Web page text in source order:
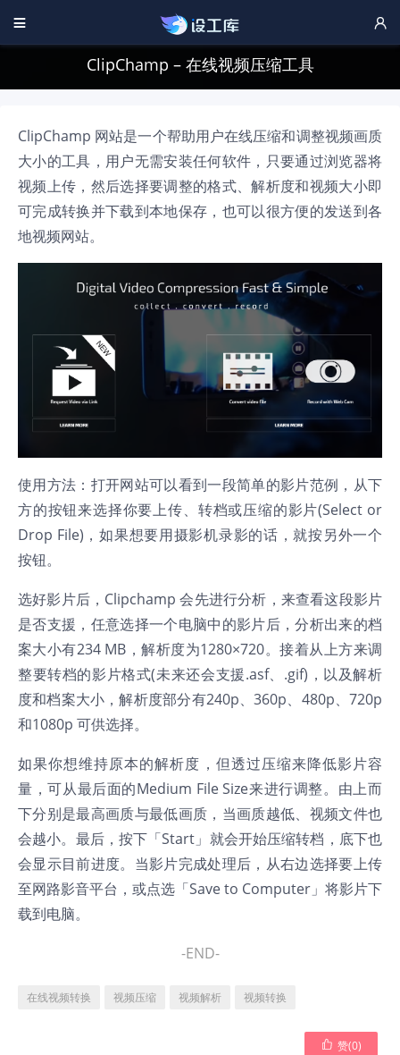
 
ClipChamp – 在线视频压缩工具
ClipChamp 网站是一个帮助用户在线压缩和调整视频画质
大小的工具，用户无需安装任何软件，只要通过浏览器将
视频上传，然后选择要调整的格式、解析度和视频大小即
可完成转换并下载到本地保存，也可以很方便的发送到各
地视频网站。
使用方法：打开网站可以看到一段简单的影片范例，从下
方的按钮来选择你要上传、转档或压缩的影片(Select or
Drop File)，如果想要用摄影机录影的话，就按另外一个
按钮。
选好影片后，Clipchamp 会先进行分析，来查看这段影片
是否支援，任意选择一个电脑中的影片后，分析出来的档
案大小有234 MB，解析度为1280×720。接着从上方来调
整要转档的影片格式(未来还会支援.asf、.gif)，以及解析
度和档案大小，解析度部分有240p、360p、480p、720p
和1080p 可供选择。
如果你想维持原本的解析度，但透过压缩来降低影片容
量，可从最后面的Medium File Size来进行调整。由上而
下分别是最高画质与最低画质，当画质越低、视频文件也
会越小。最后，按下「Start」就会开始压缩转档，底下也
会显示目前进度。当影片完成处理后，从右边选择要上传
至网路影音平台，或点选「Save to Computer」将影片下
载到电脑。
-END-
在线视频转换 视频压缩 视频解析 视频转换
 赞(0)